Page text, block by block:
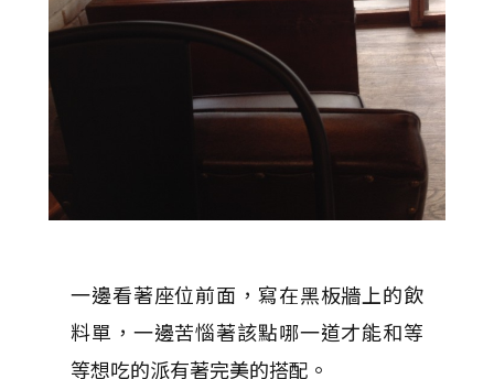
一邊看著座位前面，寫在黑板牆上的飲
料單，一邊苦惱著該點哪一道才能和等
等想吃的派有著完美的搭配。